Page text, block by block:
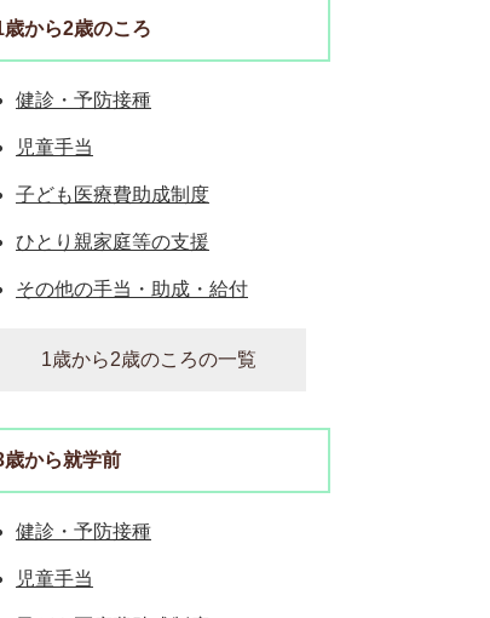
歳から2歳のころ
健診・予防接種
児童手当
子ども医療費助成制度
ひとり親家庭等の支援
その他の手当・助成・給付
1歳から2歳のころの一覧
歳から就学前
健診・予防接種
児童手当